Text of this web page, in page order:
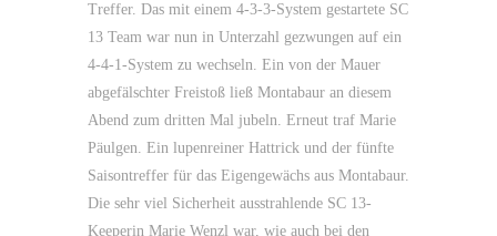
Treffer. Das mit einem 4-3-3-System gestartete SC
13 Team war nun in Unterzahl gezwungen auf ein
4-4-1-System zu wechseln. Ein von der Mauer
abgefälschter Freistoß ließ Montabaur an diesem
Abend zum dritten Mal jubeln. Erneut traf Marie
Päulgen. Ein lupenreiner Hattrick und der fünfte
Saisontreffer für das Eigengewächs aus Montabaur.
Die sehr viel Sicherheit ausstrahlende SC 13-
Keeperin Marie Wenzl war, wie auch bei den